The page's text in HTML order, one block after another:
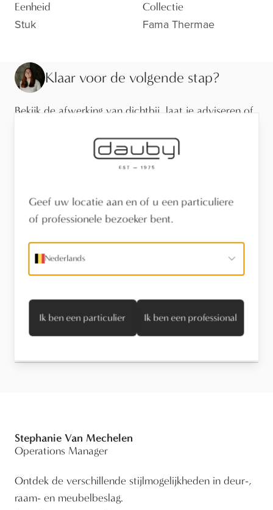
Eenheid
Stuk
Collectie
Fama Thermae
Klaar voor de volgende stap?
Bekijk de afwerking van dichtbij, laat je adviseren of
Bezoek de toonzaal
Technische informatie
Stephanie Van Mechelen
Operations Manager
Ontdek de verschillende stijlmogelijkheden in deur-,
raam- en meubelbeslag.
Geef uw locatie aan en of u een particuliere
of professionele bezoeker bent.
Nederlands
Ik ben een particulier Ik ben een professional